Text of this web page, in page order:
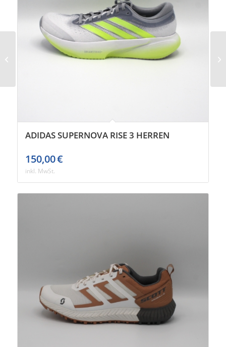
ADIDAS SUPERNOVA RISE 3 HERREN
150,00€
inkl. MwSt.
Puma Electrify Nitro 5